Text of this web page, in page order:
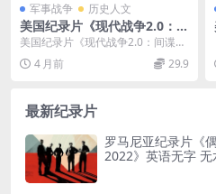
军事战争 历史人文
美国纪录片《现代战争2.0：间
谍武器解密 Modern Warfare
2.0: Spy Weapons Declassi
fied 2025》第一季全5集 英语
美国纪录片《现代战争2.0：间谍武
器解密 Modern Warfare 2.0:...
4 月前 29.9
最新纪录片
罗马尼亚纪录片《
2022》英语无字